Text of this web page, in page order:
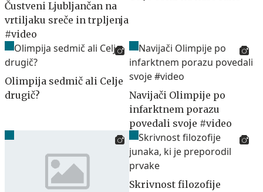
Čustveni Ljubljančan na
vrtiljaku sreče in trpljenja
#video
Olimpija sedmič ali Celje
drugič?
Navijači Olimpije po
infarktnem porazu
povedali svoje #video
Skrivnost filozofije